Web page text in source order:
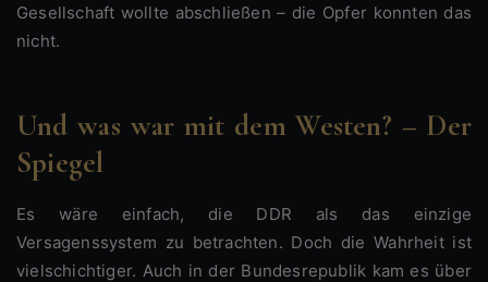
Gesellschaft wollte abschließen – die Opfer konnten das
nicht.
Und was war mit dem Westen? – Der
Spiegel
Es wäre einfach, die DDR als das einzige
Versagenssystem zu betrachten. Doch die Wahrheit ist
vielschichtiger. Auch in der Bundesrepublik kam es über